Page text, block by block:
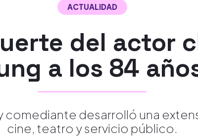
ACTUALIDAD
del actor
a los 84
desarrolló una
cine, teatro y servicio público.